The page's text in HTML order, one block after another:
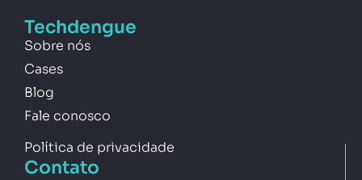
Techdengue
Sobre nós
Cases
Blog
Fale conosco
Política de privacidade
Contato